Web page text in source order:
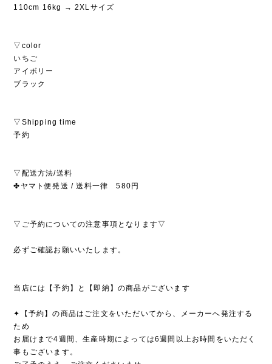
110cm 16kg → 2XLサイズ
▽color
いちご
アイボリー
ブラック
▽Shipping time
予約
▽配送方法/送料
✤ヤマト便発送 / 送料一律 580円
▽ご予約についての注意事項となります▽
必ずご確認お願いいたします。
当店には【予約】と【即納】の商品がございます
✦【予約】の商品はご注文をいただいてから、メーカーへ発注する
ため
お届けまで4週間、生産時期によっては6週間以上お時間をいただく
事もございます。